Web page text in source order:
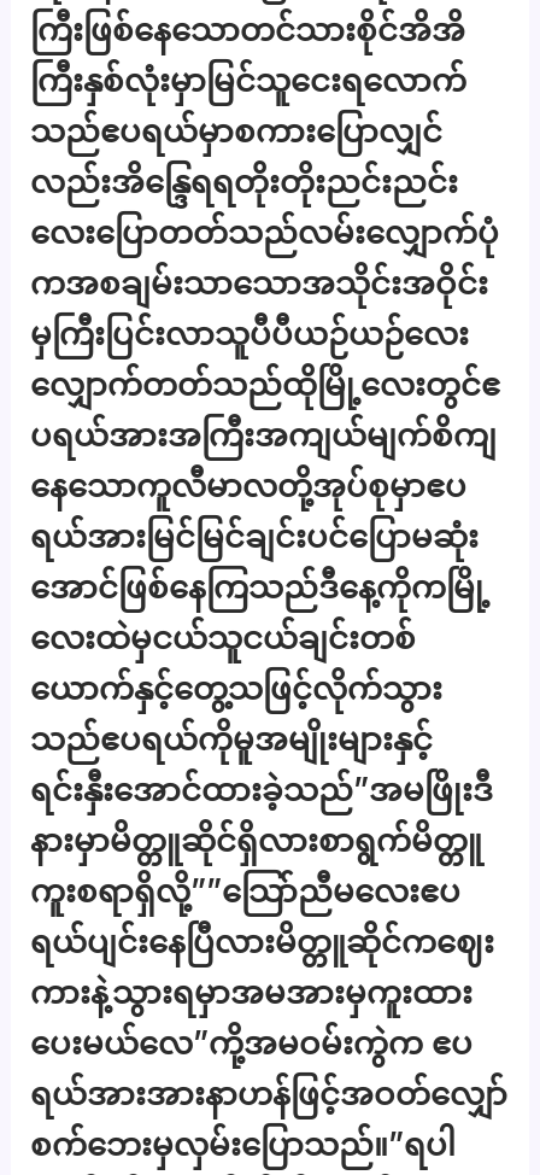
ကြီးဖြစ်နေသောတင်သားစိုင်အိအိ
ကြီးနှစ်လုံးမှာမြင်သူငေးရလောက်
သည်ဧပရယ်မှာစကားပြောလျှင်
လည်းအိန္ဒြေရရတိုးတိုးညင်းညင်း
လေးပြောတတ်သည်လမ်းလျှောက်ပုံ
ကအစချမ်းသာသောအသိုင်းအဝိုင်း
မှကြီးပြင်းလာသူပီပီယဉ်ယဉ်လေး
လျှောက်တတ်သည်ထိုမြို့လေးတွင်ဧ
ပရယ်အားအကြီးအကျယ်မျက်စိကျ
နေသောကူလီမာလတို့အုပ်စုမှာဧပ
ရယ်အားမြင်မြင်ချင်းပင်ပြောမဆုံး
အောင်ဖြစ်နေကြသည်ဒီနေ့ကိုကမြို့
လေးထဲမှငယ်သူငယ်ချင်းတစ်
ယောက်နှင့်တွေ့သဖြင့်လိုက်သွား
သည်ဧပရယ်ကိုမူအမျိုးများနှင့်
ရင်းနှီးအောင်ထားခဲ့သည်”အမဖြိုးဒီ
နားမှာမိတ္တူဆိုင်ရှိလားစာရွက်မိတ္တူ
ကူးစရာရှိလို့””သြော်ညီမလေးဧပ
ရယ်ပျင်းနေပြီလားမိတ္တူဆိုင်ကဈေး
ကားနဲ့သွားရမှာအမအားမှကူးထား
ပေးမယ်လေ”ကို့အမဝမ်းကွဲက ဧပ
ရယ်အားအားနာဟန်ဖြင့်အဝတ်လျှော်
စက်ဘေးမှလှမ်းပြောသည်။”ရပါ